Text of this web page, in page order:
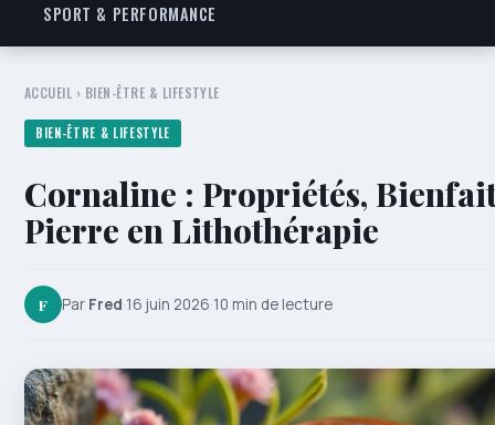
SPORT & PERFORMANCE
ACCUEIL › BIEN-ÊTRE & LIFESTYLE
BIEN-ÊTRE & LIFESTYLE
Cornaline : Propriétés,
Pierre en Lithothérapie
F Par Fred·16 juin 2026·10 min de lecture